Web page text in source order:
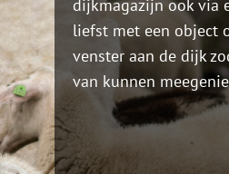
dijkmagazijn ook via
liefst met een object
venster aan de dijk
van kunnen